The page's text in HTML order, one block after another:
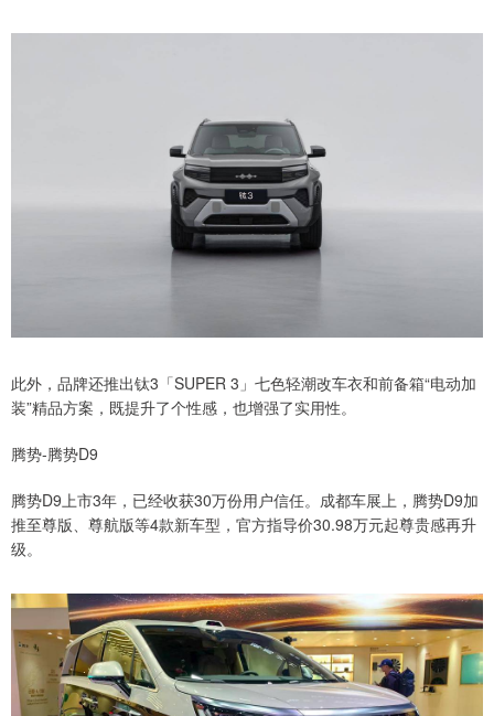
此外，品牌还推出钛3「SUPER 3」七色轻潮改车衣和前备箱“电动加
装”精品方案，既提升了个性感，也增强了实用性。
腾势-腾势D9
腾势D9上市3年，已经收获30万份用户信任。成都车展上，腾势D9加
推至尊版、尊航版等4款新车型，官方指导价30.98万元起尊贵感再升
级。